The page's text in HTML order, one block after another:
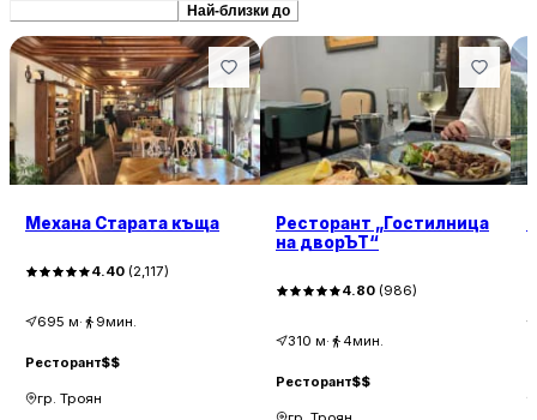
Най-близки до
Механа Старата къща
4.40 (2,117)
695 м· 9мин.
Ресторант$$
гр. Троян
Ресторант „Гостилница
на дворЪТ“
4.80 (986)
310 м· 4мин.
Ресторант$$